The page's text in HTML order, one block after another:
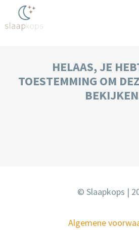
HELAAS, JE
TOESTEMMING OM
© Slaapkops |
Algemene